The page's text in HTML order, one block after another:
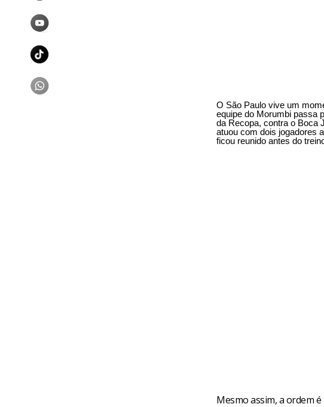
O São Paulo vive um
equipe do Morumbi passa
da Recopa, contra o Boca
atuou com dois jogadores
ficou reunido antes do
Mesmo assim, a ordem